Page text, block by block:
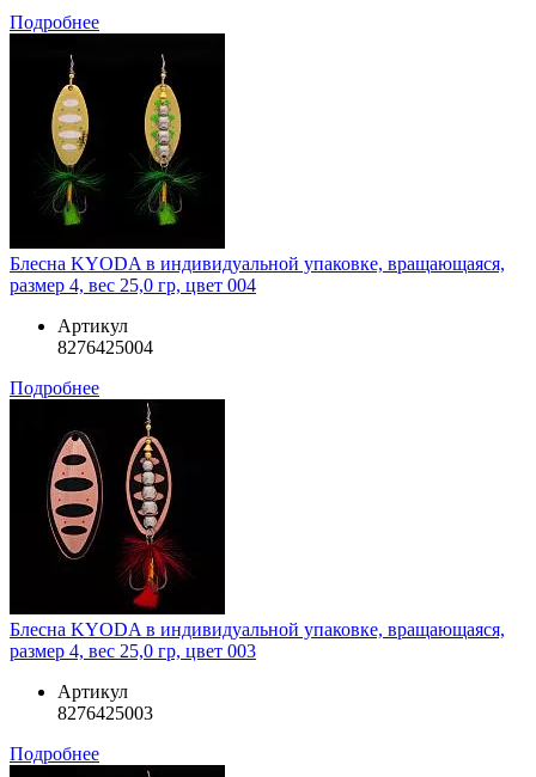
Подробнее
Блесна KYODA в индивидуальной упаковке, вращающаяся,
размер 4, вес 25,0 гр, цвет 004
Артикул
8276425004
Подробнее
Блесна KYODA в индивидуальной упаковке, вращающаяся,
размер 4, вес 25,0 гр, цвет 003
Артикул
8276425003
Подробнее